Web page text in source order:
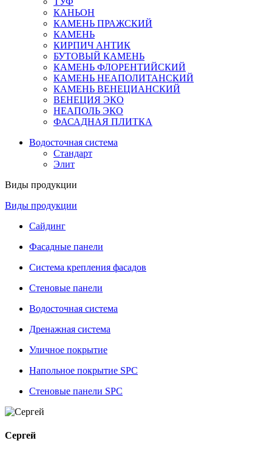
КАНЬОН
КАМЕНЬ ПРАЖСКИЙ
КАМЕНЬ
КИРПИЧ АНТИК
БУТОВЫЙ КАМЕНЬ
КАМЕНЬ ФЛОРЕНТИЙСКИЙ
КАМЕНЬ НЕАПОЛИТАНСКИЙ
КАМЕНЬ ВЕНЕЦИАНСКИЙ
ВЕНЕЦИЯ ЭКО
НЕАПОЛЬ ЭКО
ФАСАДНАЯ ПЛИТКА
Водосточная система
Стандарт
Элит
Виды продукции
Виды продукции
Сайдинг
Фасадные панели
Система крепления фасадов
Стеновые панели
Водосточная система
Дренажная система
Уличное покрытие
Напольное покрытие SPC
Стеновые панели SPC
Сергей